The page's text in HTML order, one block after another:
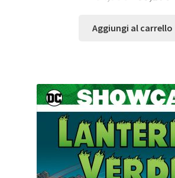
Aggiungi al carrello